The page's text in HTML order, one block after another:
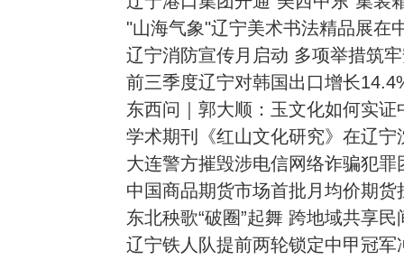
"山海气象"辽宁美术书法精品展在
辽宁消防宣传月启动 多项举措筑
前三季度辽宁对韩国出口增长
东西问｜郭大顺：玉文化如何实
学术期刊《红山文化研究》在辽宁
大连警方摧毁涉电信网络诈骗犯
中国商品期货市场首批月均价期货
东北秧歌“破圈”起舞 跨地域共享民
辽宁铁人队提前两轮锁定中甲冠军